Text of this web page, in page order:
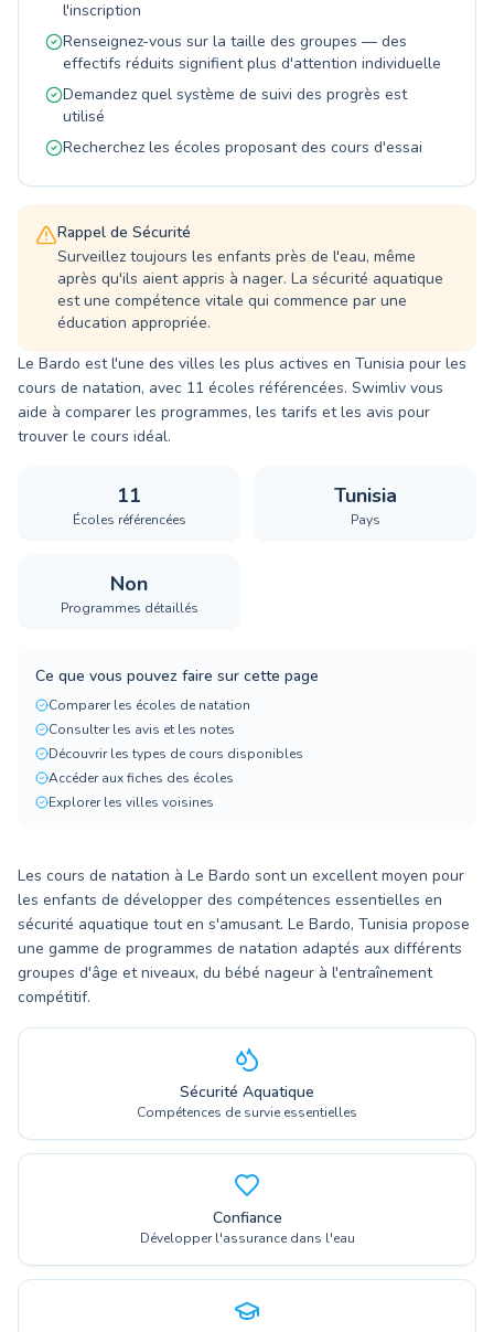
تقدمك بأمان تام. تعالوا واكتشفوا متعة السباحة
والازدهار الذي توفره، نحن نتطلع إلى مشاركة هذه
التجربة معكم.
l'inscription
Renseignez-vous sur la taille des groupes — des
effectifs réduits signifient plus d'attention individuelle
Demandez quel système de suivi des progrès est
utilisé
Recherchez les écoles proposant des cours d'essai
Rappel de Sécurité
Surveillez toujours les enfants près de l'eau, même
après qu'ils aient appris à nager. La sécurité aquatique
est une compétence vitale qui commence par une
éducation appropriée.
Le Bardo est l'une des villes les plus actives en Tunisia pour les
cours de natation, avec 11 écoles référencées. Swimliv vous
aide à comparer les programmes, les tarifs et les avis pour
trouver le cours idéal.
11
Écoles référencées
Tunisia
Pays
Non
Programmes détaillés
Ce que vous pouvez faire sur cette page
Comparer les écoles de natation
Consulter les avis et les notes
Découvrir les types de cours disponibles
Accéder aux fiches des écoles
Explorer les villes voisines
Les cours de natation à Le Bardo sont un excellent moyen pour
les enfants de développer des compétences essentielles en
sécurité aquatique tout en s'amusant. Le Bardo, Tunisia propose
une gamme de programmes de natation adaptés aux différents
groupes d'âge et niveaux, du bébé nageur à l'entraînement
compétitif.
Sécurité Aquatique
Compétences de survie essentielles
Confiance
Développer l'assurance dans l'eau